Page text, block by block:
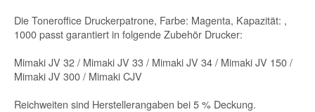
Die Toneroffice Druckerpatrone, Farbe: Magenta, Kapazität: ,
1000 passt garantiert in folgende Zubehör Drucker:
Mimaki JV 32 / Mimaki JV 33 / Mimaki JV 34 / Mimaki JV 150 /
Mimaki JV 300 / Mimaki CJV
Reichweiten sind Herstellerangaben bei 5 % Deckung.